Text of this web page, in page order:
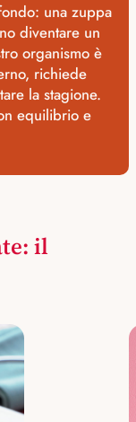
una zuppa
diventare un
organismo è
richiede
la stagione.
equilibrio e
il